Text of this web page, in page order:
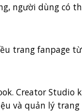
người dùng có
trang fanpage
Creator Studio
và quản lý